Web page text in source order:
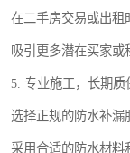
在二手房交易或出租
吸引更多潜在买家或
5. 专业施工，长期质
选择正规的防水补漏
采用合适的防水材料